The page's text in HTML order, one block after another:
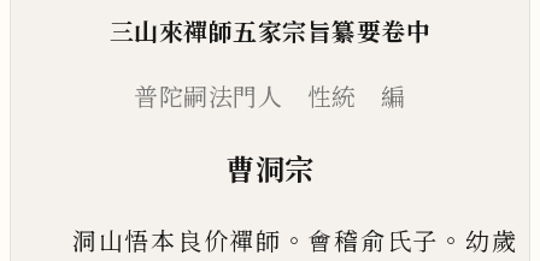
三山來禪師五家宗旨纂要卷中
普陀嗣法門人 性統 編
曹洞宗
洞山悟本良价禪師 。 會稽俞氏子 。 幼歲